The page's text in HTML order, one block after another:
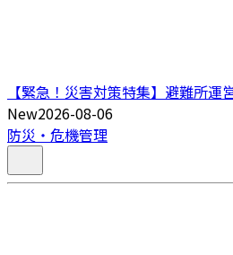
【緊急！災害対策特集】避難所運
New2026-08-06
防災・危機管理